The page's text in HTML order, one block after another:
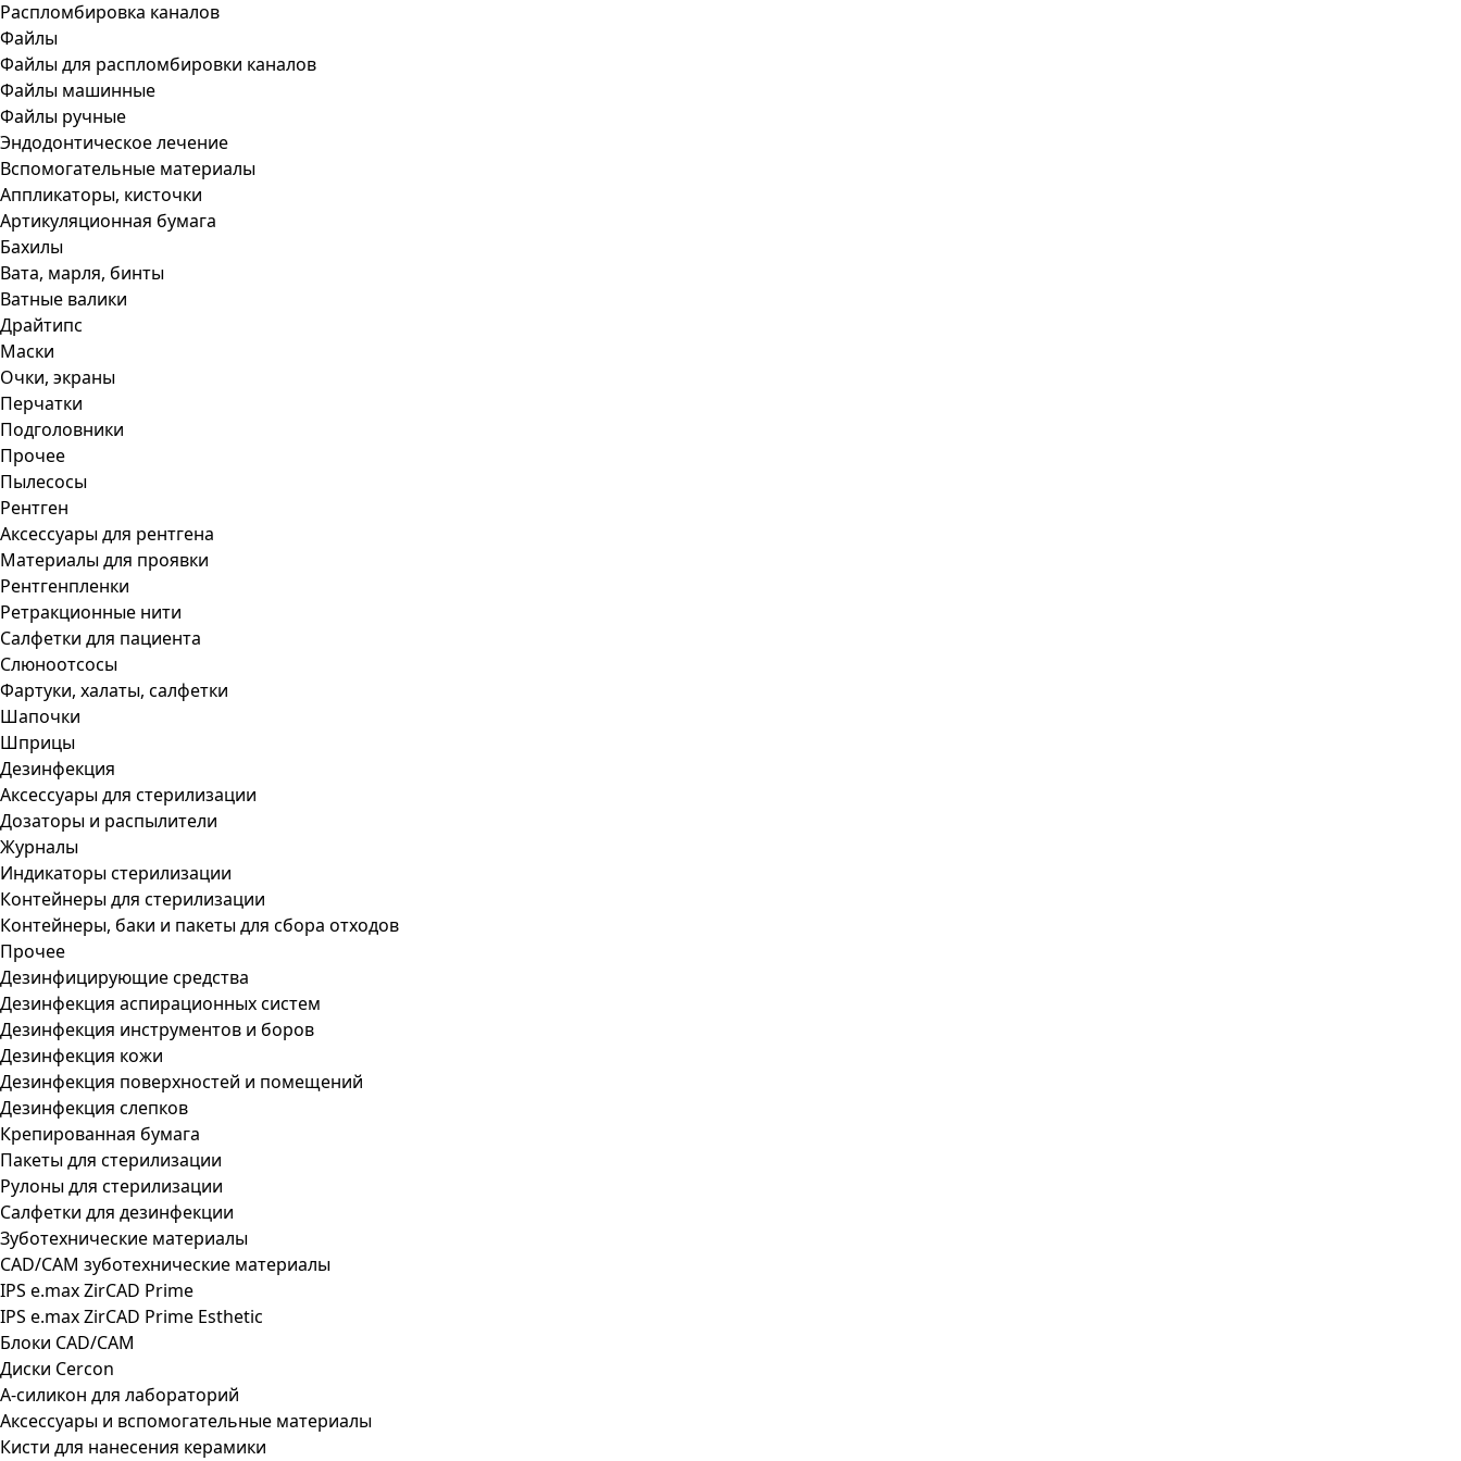
Распломбировка каналов
Файлы
Файлы для распломбировки каналов
Файлы машинные
Файлы ручные
Эндодонтическое лечение
Вспомогательные материалы
Аппликаторы, кисточки
Артикуляционная бумага
Бахилы
Вата, марля, бинты
Ватные валики
Драйтипс
Маски
Очки, экраны
Перчатки
Подголовники
Прочее
Пылесосы
Рентген
Аксессуары для рентгена
Материалы для проявки
Рентгенпленки
Ретракционные нити
Салфетки для пациента
Слюноотсосы
Фартуки, халаты, салфетки
Шапочки
Шприцы
Дезинфекция
Аксессуары для стерилизации
Дозаторы и распылители
Журналы
Индикаторы стерилизации
Контейнеры для стерилизации
Контейнеры, баки и пакеты для сбора отходов
Прочее
Дезинфицирующие средства
Дезинфекция аспирационных систем
Дезинфекция инструментов и боров
Дезинфекция кожи
Дезинфекция поверхностей и помещений
Дезинфекция слепков
Крепированная бумага
Пакеты для стерилизации
Рулоны для стерилизации
Салфетки для дезинфекции
Зуботехнические материалы
CAD/CAM зуботехнические материалы
IPS e.max ZirCAD Prime
IPS e.max ZirCAD Prime Esthetic
Блоки CAD/CAM
Диски Cercon
А-силикон для лабораторий
Аксессуары и вспомогательные материалы
Кисти для нанесения керамики